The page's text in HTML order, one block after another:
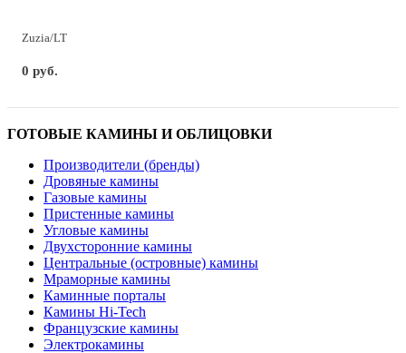
Zuzia/LT
0 руб.
ГОТОВЫЕ КАМИНЫ И ОБЛИЦОВКИ
Производители (бренды)
Дровяные камины
Газовые камины
Пристенные камины
Угловые камины
Двухсторонние камины
Центральные (островные) камины
Мраморные камины
Каминные порталы
Камины Hi-Tech
Французские камины
Электрокамины